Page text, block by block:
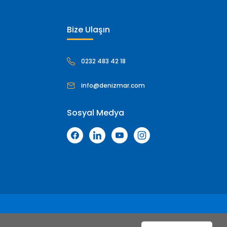
Bize Ulaşın
0232 483 42 18
info@denizmar.com
Sosyal Medya